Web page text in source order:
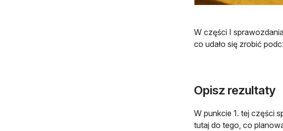
W części I
co udało się zrobić
Opisz rezultaty
W punkcie 1. tej części
tutaj do tego, co